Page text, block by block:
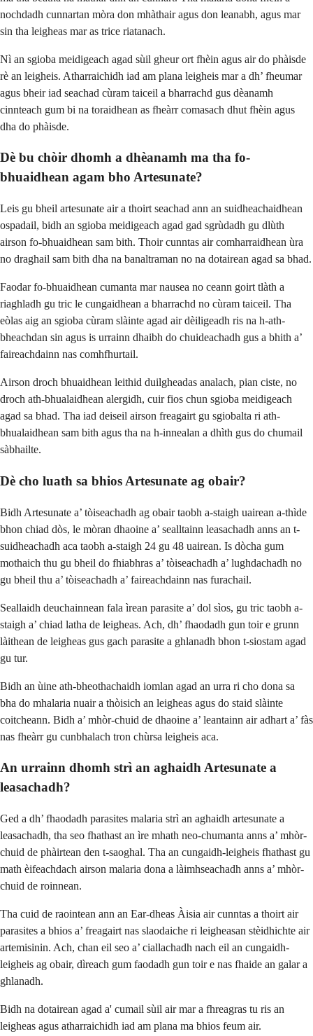
nochdadh cunnartan mòra don mhàthair agus don leanabh, agus mar
sin tha leigheas mar as trice riatanach.
Nì an sgioba meidigeach agad sùil gheur ort fhèin agus air do phàisde
rè an leigheis. Atharraichidh iad am plana leigheis mar a dh’ fheumar
agus bheir iad seachad cùram taiceil a bharrachd gus dèanamh
cinnteach gum bi na toraidhean as fheàrr comasach dhut fhèin agus
dha do phàisde.
Dè bu chòir dhomh a dhèanamh ma tha fo-
bhuaidhean agam bho Artesunate?
Leis gu bheil artesunate air a thoirt seachad ann an suidheachaidhean
ospadail, bidh an sgioba meidigeach agad gad sgrùdadh gu dlùth
airson fo-bhuaidhean sam bith. Thoir cunntas air comharraidhean ùra
no draghail sam bith dha na banaltraman no na dotairean agad sa bhad.
Faodar fo-bhuaidhean cumanta mar nausea no ceann goirt tlàth a
riaghladh gu tric le cungaidhean a bharrachd no cùram taiceil. Tha
eòlas aig an sgioba cùram slàinte agad air dèiligeadh ris na h-ath-
bheachdan sin agus is urrainn dhaibh do chuideachadh gus a bhith a’
faireachdainn nas comhfhurtail.
Airson droch bhuaidhean leithid duilgheadas analach, pian ciste, no
droch ath-bhualaidhean alergidh, cuir fios chun sgioba meidigeach
agad sa bhad. Tha iad deiseil airson freagairt gu sgiobalta ri ath-
bhualaidhean sam bith agus tha na h-innealan a dhìth gus do chumail
sàbhailte.
Dè cho luath sa bhios Artesunate ag obair?
Bidh Artesunate a’ tòiseachadh ag obair taobh a-staigh uairean a-thìde
bhon chiad dòs, le mòran dhaoine a’ sealltainn leasachadh anns an t-
suidheachadh aca taobh a-staigh 24 gu 48 uairean. Is dòcha gum
mothaich thu gu bheil do fhiabhras a’ tòiseachadh a’ lughdachadh no
gu bheil thu a’ tòiseachadh a’ faireachdainn nas furachail.
Seallaidh deuchainnean fala ìrean parasite a’ dol sìos, gu tric taobh a-
staigh a’ chiad latha de leigheas. Ach, dh’ fhaodadh gun toir e grunn
làithean de leigheas gus gach parasite a ghlanadh bhon t-siostam agad
gu tur.
Bidh an ùine ath-bheothachaidh iomlan agad an urra ri cho dona sa
bha do mhalaria nuair a thòisich an leigheas agus do staid slàinte
coitcheann. Bidh a’ mhòr-chuid de dhaoine a’ leantainn air adhart a’ fàs
nas fheàrr gu cunbhalach tron chùrsa leigheis aca.
An urrainn dhomh strì an aghaidh Artesunate a
leasachadh?
Ged a dh’ fhaodadh parasites malaria strì an aghaidh artesunate a
leasachadh, tha seo fhathast an ìre mhath neo-chumanta anns a’ mhòr-
chuid de phàirtean den t-saoghal. Tha an cungaidh-leigheis fhathast gu
math èifeachdach airson malaria dona a làimhseachadh anns a’ mhòr-
chuid de roinnean.
Tha cuid de raointean ann an Ear-dheas Àisia air cunntas a thoirt air
parasites a bhios a’ freagairt nas slaodaiche ri leigheasan stèidhichte air
artemisinin. Ach, chan eil seo a’ ciallachadh nach eil an cungaidh-
leigheis ag obair, dìreach gum faodadh gun toir e nas fhaide an galar a
ghlanadh.
Bidh na dotairean agad a' cumail sùil air mar a fhreagras tu ris an
leigheas agus atharraichidh iad am plana ma bhios feum air.